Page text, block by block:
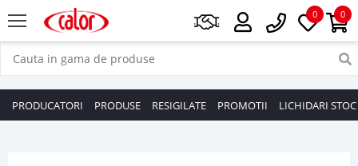
0
0
PRODUCATORI PRODUSE RESIGILATE PROMOTII LICHIDARI STOC